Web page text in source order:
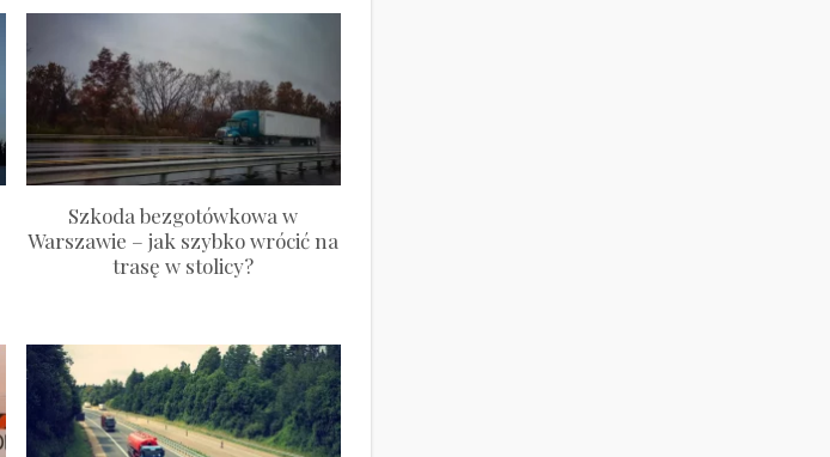
Szkoda bezgotówkowa w
Warszawie – jak szybko wrócić na
trasę w stolicy?